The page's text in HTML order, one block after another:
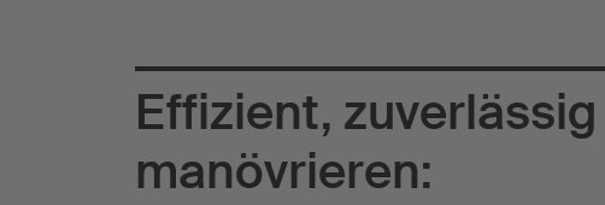
Effizient,
manövrieren: